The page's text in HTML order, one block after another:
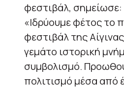
φεστιβάλ, σημείωσε:
«Ιδρύουμε φέτος το
φεστιβάλ της
γεμάτο ιστορική
συμβολισμό.
πολιτισμό μέσα από